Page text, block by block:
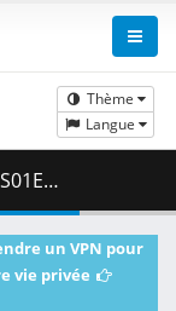
Thème
Langue
MB )
un VPN pour
vie privée